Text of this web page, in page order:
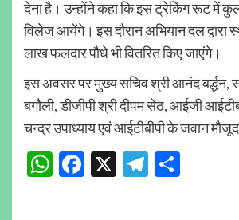
देना है। उन्होंने कहा कि इस ट्रेकिंग रूट में
विलेज आयेंगे। इस दौरान अभियान दल द्वारा
लाख फलदार पौधे भी वितरित किए जाएंगे।
इस अवसर पर मुख्य सचिव श्री आनंद बर्द्धन,
बगौली, डीजीपी श्री दीपम सेठ, आईजी
चन्द्र उपाध्याय एवं आईटीबीपी के जवान
WhatsApp
Facebook
X Telegram